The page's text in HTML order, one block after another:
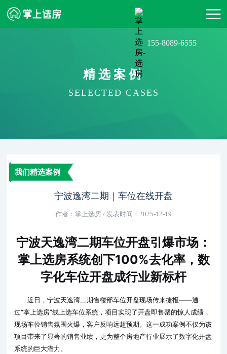
155-8089-6555
精选案例
SELECTED CASES
我们精选案例
宁波逸湾二期｜车位在线开盘
作者：掌上选房 / 发表时间：2025-12-19
宁波天逸湾二期车位开盘引爆市场：
掌上选房系统创下100%去化率，数
字化车位开盘成行业新标杆
近日，宁波天逸湾二期售楼部车位开盘现场传来捷报——通
过“掌上选房”线上选车位系统，项目实现了开盘即售罄的惊人成绩，
现场车位销售氛围火爆，客户反响远超预期。这一成功案例不仅为该
项目带来了显著的销售业绩，更为整个房地产行业展示了数字化开盘
系统的巨大潜力。